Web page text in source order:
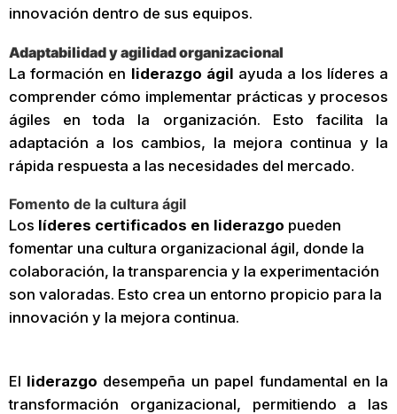
innovación dentro de sus equipos.
Adaptabilidad y agilidad organizacional
La formación en liderazgo ágil ayuda a los líderes a
comprender cómo implementar prácticas y procesos
ágiles en toda la organización. Esto facilita la
adaptación a los cambios, la mejora continua y la
rápida respuesta a las necesidades del mercado.
Fomento de la cultura ágil
Los líderes certificados en liderazgo pueden
fomentar una cultura organizacional ágil, donde la
colaboración, la transparencia y la experimentación
son valoradas. Esto crea un entorno propicio para la
innovación y la mejora continua.
El liderazgo desempeña un papel fundamental en la
transformación organizacional, permitiendo a las